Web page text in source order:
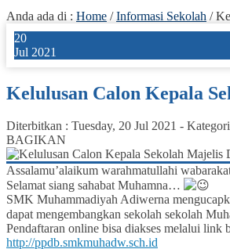
Anda ada di : Home /Informasi Sekolah /
20
Jul 2021
Kelulusan Calon Kepala
Diterbitkan : Tuesday, 20 Jul 2021 -
BAGIKAN
Assalamu’alaikum warahmatullahi
Selamat siang sahabat Muhamna…
SMK Muhammadiyah Adiwerna
dapat mengembangkan sekolah sekolah
Pendaftaran online bisa diakses melalui link
http://ppdb.smkmuhadw.sch.id